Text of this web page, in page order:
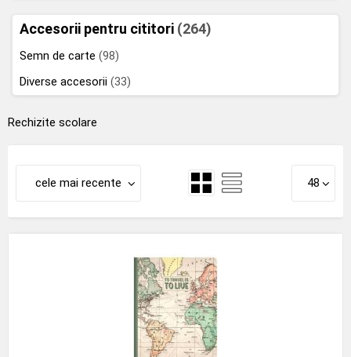
Accesorii pentru cititori (264)
Semn de carte (98)
Diverse accesorii (33)
Rechizite scolare
cele mai recente 48